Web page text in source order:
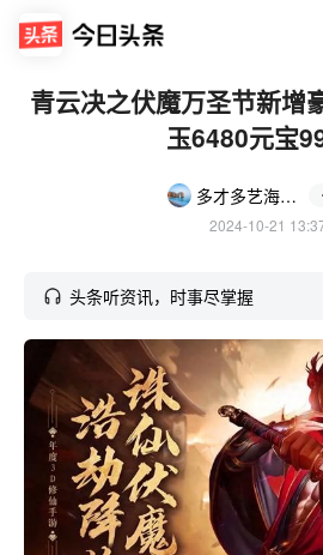
青云决之伏魔万圣节新增
玉6480元宝
多才多艺海燕HU5f6VP
2024-10-21
头条听资讯，时事尽掌握